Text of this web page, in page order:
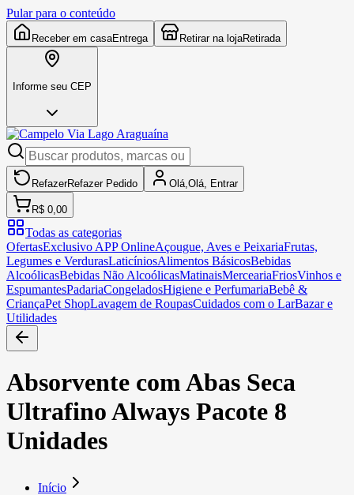
Pular para o conteúdo
Receber em casaEntrega Retirar na lojaRetirada
Informe seu CEP
RefazerRefazer Pedido Olá, Olá, Entrar
R$ 0,00
Todas as categorias
OfertasExclusivo APP OnlineAçougue, Aves e PeixariaFrutas,
Legumes e VerdurasLaticíniosAlimentos BásicosBebidas
AlcoólicasBebidas Não AlcoólicasMatinaisMerceariaFriosVinhos e
EspumantesPadariaCongeladosHigiene e PerfumariaBebê &
CriançaPet ShopLavagem de RoupasCuidados com o LarBazar e
Utilidades
Absorvente com Abas Seca
Ultrafino Always Pacote 8
Unidades
Início